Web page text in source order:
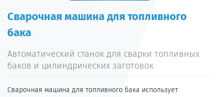
Сварочная машина для топливного
бака
Автоматический станок для сварки топливных
баков и цилиндрических заготовок
Сварочная машина для топливного бака использует